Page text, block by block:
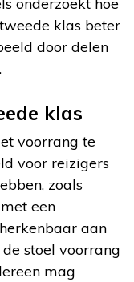
onderzoekt hoe
klas beter
door delen
klas
voorrang te
voor reizigers
zoals
een
aan
stoel voorrang
mag